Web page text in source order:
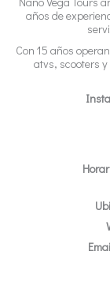
años de
Con 15 años
atvs, scooters